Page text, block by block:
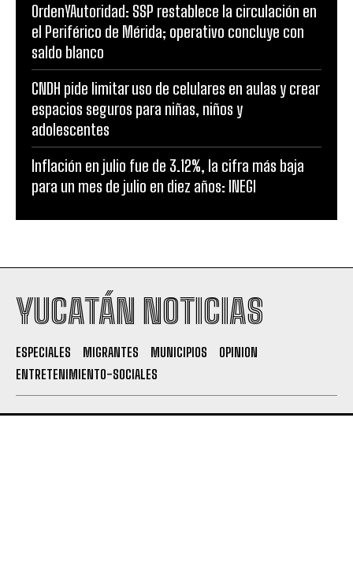
OrdenYAutoridad: SSP restablece la circulación en
el Periférico de Mérida; operativo concluye con
saldo blanco
CNDH pide limitar uso de celulares en aulas y crear
espacios seguros para niñas, niños y
adolescentes
Inflación en julio fue de 3.12%, la cifra más baja
para un mes de julio en diez años: INEGI
YUCATÁN NOTICIAS
ESPECIALES MIGRANTES MUNICIPIOS
OPINION
ENTRETENIMIENTO-SOCIALES